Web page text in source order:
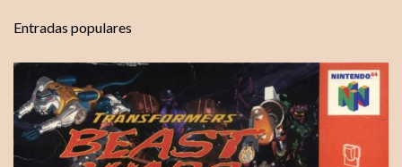
r
i
o
s
Entradas populares